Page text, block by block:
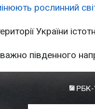
рослинний
України
південного